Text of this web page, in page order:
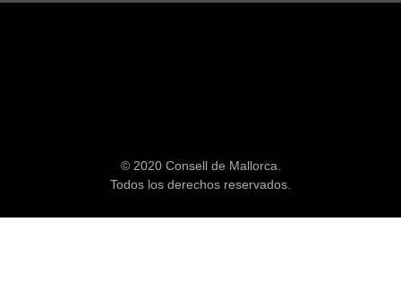
© 2020 Consell de Mallorca.
Todos los derechos reservados.